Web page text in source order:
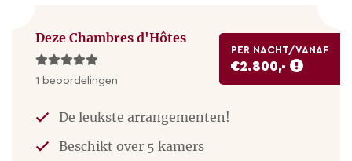
Deze Chambres d'Hôtes
1 beoordelingen
PER NACHT/VANAF
€2.800,-
De leukste arrangementen!
Beschikt over 5 kamers